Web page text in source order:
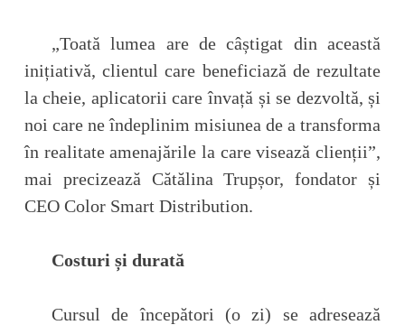
„Toată lumea are de câștigat din această
inițiativă, clientul care beneficiază de rezultate
la cheie, aplicatorii care învață și se dezvoltă, și
noi care ne îndeplinim misiunea de a transforma
în realitate amenajările la care visează clienții”,
mai precizează Cătălina Trupșor, fondator și
CEO Color Smart Distribution.
Costuri și durată
Cursul de începători (o zi) se adresează